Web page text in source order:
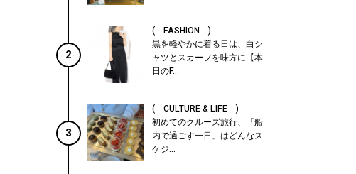
2
( FASHION )
黒を軽やかに着る日は、白シ
ャツとスカーフを味方に【本
日のF...
3
( CULTURE & LIFE )
初めてのクルーズ旅行、「船
内で過ごす一日」はどんなス
ケジ...